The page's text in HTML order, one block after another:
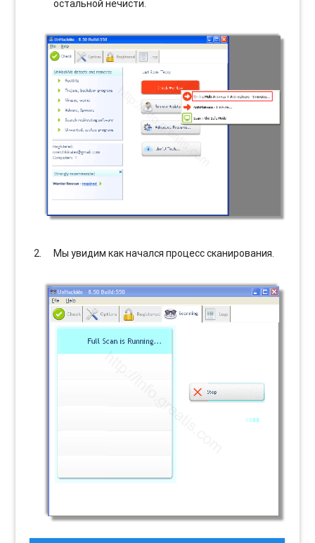
остальной нечисти.
Мы увидим как начался процесс сканирования.